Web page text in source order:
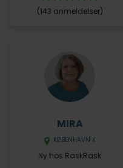
(143 anmeldelser)
MIRA
KØBENHAVN K
Ny hos RaskRask